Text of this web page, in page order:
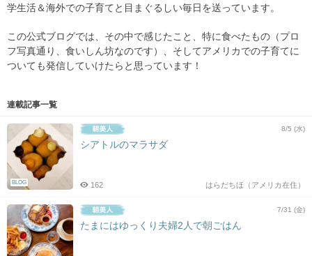
学生活＆海外での子育てと目まぐるしい毎日を送っています。
この公式ブログでは、その中で感じたこと、特に食べたもの（プロ
フ写真通り、食いしん坊なのです）、そしてアメリカでの子育てに
ついても発信していけたらと思っています！
連載記事一覧
BLOG
8/5 (水)
シアトルのマラサダ
はらだちほ（アメリカ在住）
162
7/31 (金)
たまにはゆっくり夫婦2人で朝ごはん